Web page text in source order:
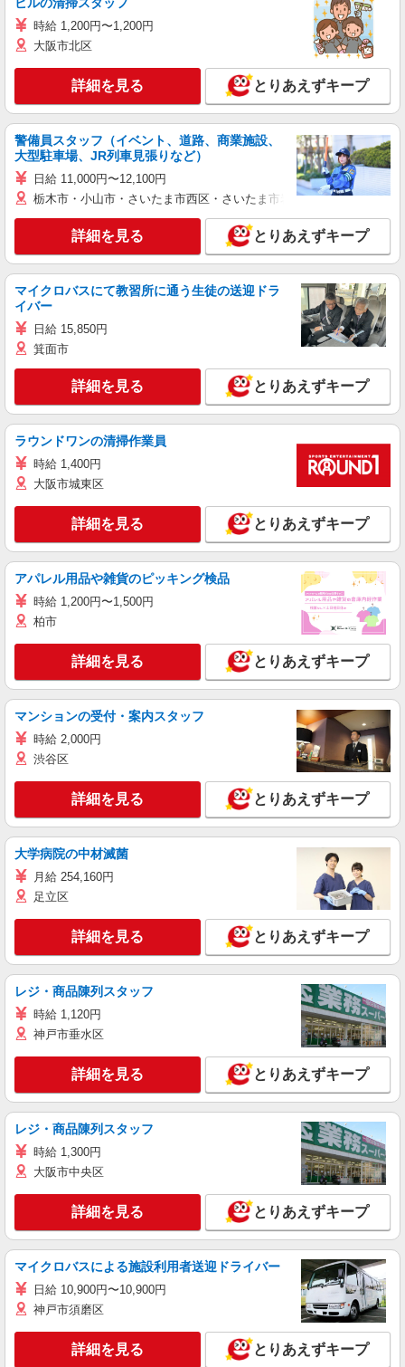
時給 1,200円〜1,200円
大阪市北区
詳細を見る とりあえずキープ
警備員スタッフ（イベント、道路、商業施設、
大型駐車場、JR列車見張りなど）
日給 11,000円〜12,100円
栃木市・小山市・さいたま市西区・さいたま市岩槻区・久喜市・蓮田
詳細を見る とりあえずキープ
マイクロバスにて教習所に通う生徒の送迎ドラ
イバー
日給 15,850円
箕面市
詳細を見る とりあえずキープ
ラウンドワンの清掃作業員
時給 1,400円
大阪市城東区
詳細を見る とりあえずキープ
アパレル用品や雑貨のピッキング検品
時給 1,200円〜1,500円
柏市
詳細を見る とりあえずキープ
マンションの受付・案内スタッフ
時給 2,000円
渋谷区
詳細を見る とりあえずキープ
大学病院の中材滅菌
月給 254,160円
足立区
詳細を見る とりあえずキープ
レジ・商品陳列スタッフ
時給 1,120円
神戸市垂水区
詳細を見る とりあえずキープ
レジ・商品陳列スタッフ
時給 1,300円
大阪市中央区
詳細を見る とりあえずキープ
マイクロバスによる施設利用者送迎ドライバー
日給 10,900円〜10,900円
神戸市須磨区
詳細を見る とりあえずキープ